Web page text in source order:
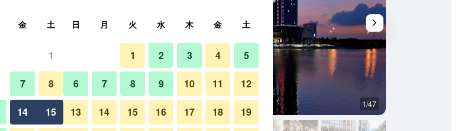
建物 1/47
金 土
1
7 8
14 15
日 月 火 水 木 金 土
1 2 3 4 5
6 7 8 9 10 11 12
13 14 15 16 17 18 19